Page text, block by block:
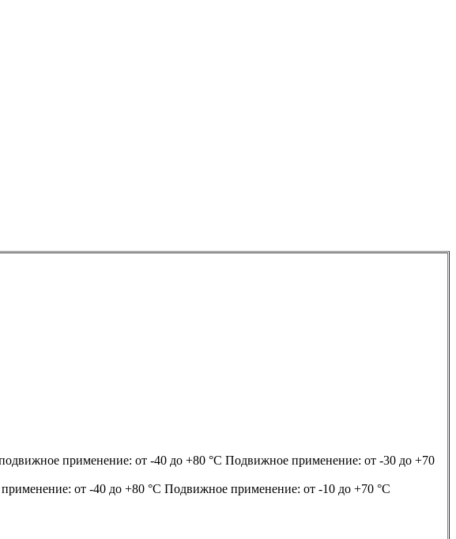
применение: от -40 до +80 °C Подвижное применение: от -30 до +70
от -40 до +80 °C Подвижное применение: от -10 до +70 °C